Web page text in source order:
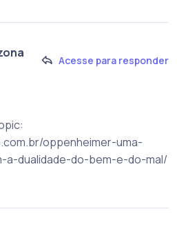
Acesse para responder
oppenheimer-uma-
a-dualidade-do-bem-e-do-mal/